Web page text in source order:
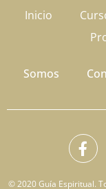
Inicio
Somos
© 2020 Guía Espiritual.